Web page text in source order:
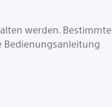
werden. Bestimmte
Bedienungsanleitung